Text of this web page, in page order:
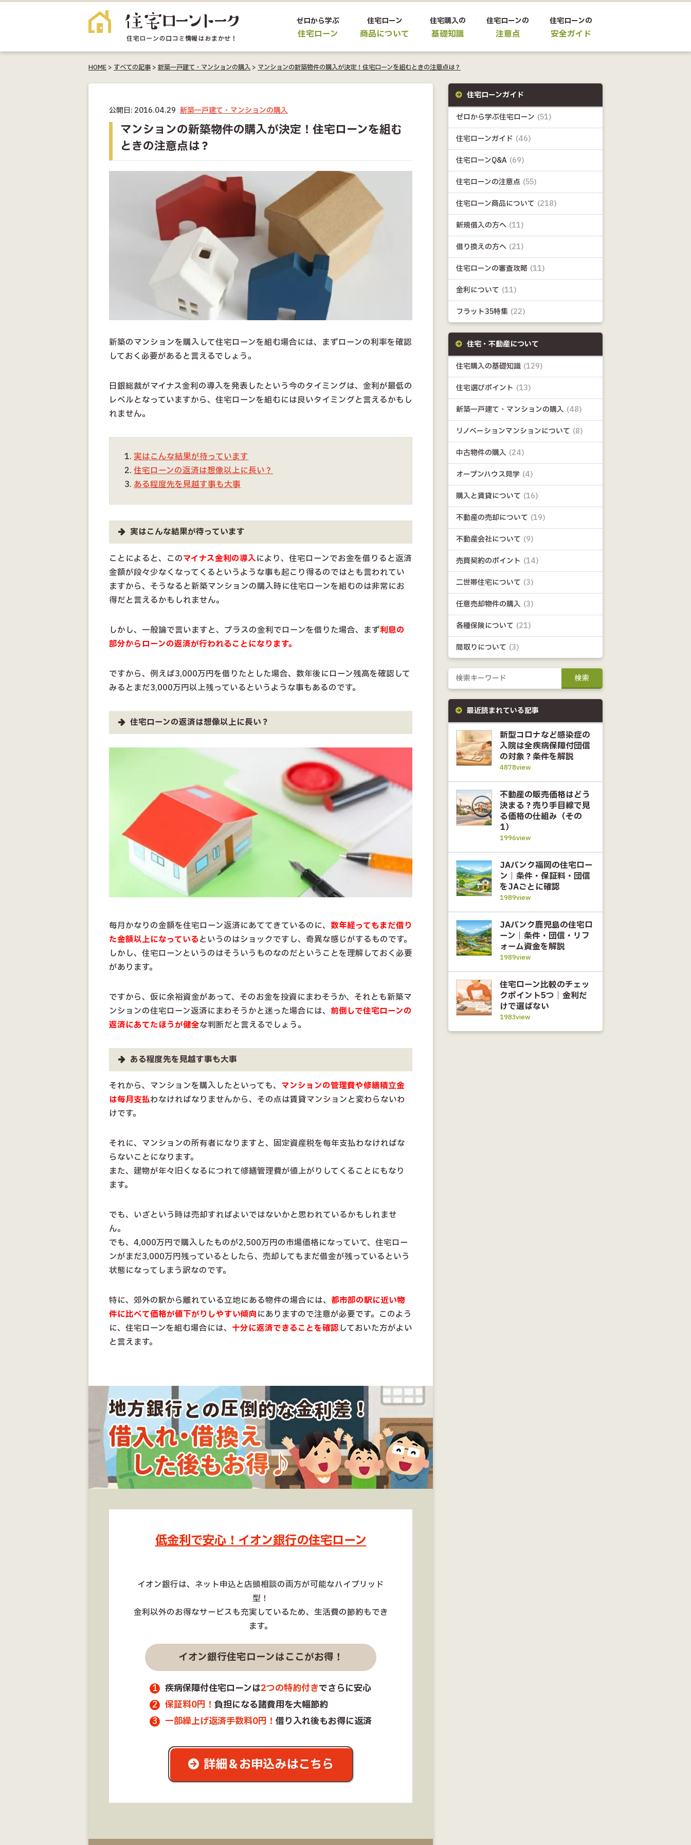
ゼロから学ぶ
住宅ローン
住宅ローン
商品について
住宅購入の
基礎知識
住宅ローンの
注意点
住宅ローンの
安全ガイド
HOME > すべての記事 > 新築一戸建て・マンションの購入 > マンションの新築物件の購入が決定！住宅ローンを組むときの注意点は？
公開日: 2016.04.29 新築一戸建て・マンションの購入
マンションの新築物件の購入が決定！住宅ローンを組む
ときの注意点は？
新築のマンションを購入して住宅ローンを組む場合には、まずローンの利率を確認
しておく必要があると言えるでしょう。
日銀総裁がマイナス金利の導入を発表したという今のタイミングは、金利が最低の
レベルとなっていますから、住宅ローンを組むには良いタイミングと言えるかもし
れません。
実はこんな結果が待っています
住宅ローンの返済は想像以上に長い？
ある程度先を見越す事も大事
実はこんな結果が待っています
ことによると、このマイナス金利の導入により、住宅ローンでお金を借りると返済
金額が段々少なくなってくるというような事も起こり得るのではとも言われてい
ますから、そうなると新築マンションの購入時に住宅ローンを組むのは非常にお
得だと言えるかもしれません。
しかし、一般論で言いますと、プラスの金利でローンを借りた場合、まず利息の
部分からローンの返済が行われることになります。
ですから、例えば3,000万円を借りたとした場合、数年後にローン残高を確認して
みるとまだ3,000万円以上残っているというような事もあるのです。
住宅ローンの返済は想像以上に長い？
毎月かなりの金額を住宅ローン返済にあててきているのに、 数年経ってもまだ借り
た金額以上になっているというのはショックですし、奇異な感じがするものです。
しかし、住宅ローンというのはそういうものなのだということを理解しておく必要
があります。
ですから、仮に余裕資金があって、そのお金を投資にまわそうか、それとも新築マ
ンションの住宅ローン返済にまわそうかと迷った場合には、 前倒しで住宅ローンの
返済にあてたほうが健全な判断だと言えるでしょう。
ある程度先を見越す事も大事
それから、マンションを購入したといっても、 マンションの管理費や修繕積立金
は毎月支払わなければなりませんから、その点は賃貸マンションと変わらないわ
けです。
それに、マンションの所有者になりますと、固定資産税を毎年支払わなければな
らないことになります。
また、建物が年々旧くなるにつれて修繕管理費が値上がりしてくることにもなり
ます。
でも、いざという時は売却すればよいではないかと思われているかもしれませ
ん。
でも、4,000万円で購入したものが2,500万円の市場価格になっていて、住宅ロー
ンがまだ3,000万円残っているとしたら、売却してもまだ借金が残っているという
状態になってしまう訳なのです。
特に、郊外の駅から離れている立地にある物件の場合には、 都市部の駅に近い物
件に比べて価格が値下がりしやすい傾向にありますので注意が必要です。このよう
に、住宅ローンを組む場合には、 十分に返済できることを確認しておいた方がよい
と言えます。
低金利で安心！イオン銀行の住宅ローン
イオン銀行は、ネット申込と店頭相談の両方が可能なハイブリッド
型！
金利以外のお得なサービスも充実しているため、生活費の節約もでき
ます。
イオン銀行住宅ローンはここがお得！
疾病保障付住宅ローンは2つの特約付きでさらに安心
保証料0円！ 負担になる諸費用を大幅節約
一部繰上げ返済手数料0円！ 借り入れ後もお得に返済
詳細＆お申込みはこちら
住宅ローンガイド
ゼロから学ぶ住宅ローン (51)
住宅ローンガイド (46)
住宅ローンQ&A (69)
住宅ローンの注意点 (55)
住宅ローン商品について (218)
新規借入の方へ (11)
借り換えの方へ (21)
住宅ローンの審査攻略 (11)
金利について (11)
フラット35特集 (22)
住宅・不動産について
住宅購入の基礎知識 (129)
住宅選びポイント (13)
新築一戸建て・マンションの購入 (48)
リノベーションマンションについて (8)
中古物件の購入 (24)
オープンハウス見学 (4)
購入と賃貸について (16)
不動産の売却について (19)
不動産会社について (9)
売買契約のポイント (14)
二世帯住宅について (3)
任意売却物件の購入 (3)
各種保険について (21)
間取りについて (3)
最近読まれている記事
新型コロナなど感染症の
入院は全疾病保障付団信
の対象？条件を解説
4878view
不動産の販売価格はどう
決まる？売り手目線で見
る価格の仕組み（その
1）
1996view
JAバンク福岡の住宅ロー
ン｜条件・保証料・団信
をJAごとに確認
1989view
JAバンク鹿児島の住宅ロ
ーン｜条件・団信・リフ
ォーム資金を解説
1989view
住宅ローン比較のチェッ
クポイント5つ｜金利だ
けで選ばない
1983view